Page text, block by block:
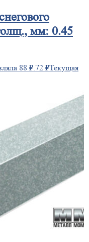
мм: 0.45
88 ₽. 72 ₽Текущая